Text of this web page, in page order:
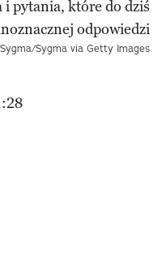
Sygma via Getty Images